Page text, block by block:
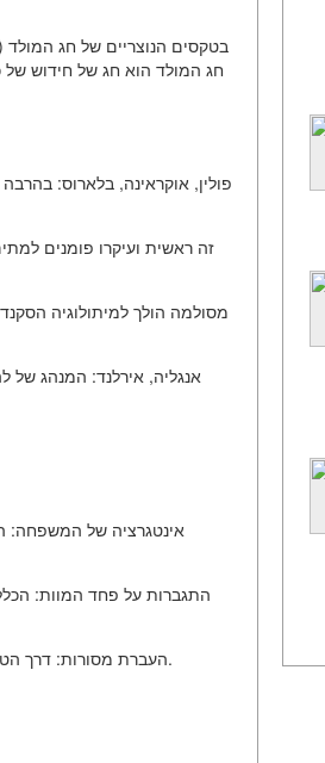
בטקסים הנוצריים של חג
חג המולד הוא חג של חידוש של
פולין, אוקראינה, בלארוס:
אנגליה, אירלנד: המנהג של
אינטגרציה של המשפחה:
התגברות על פחד המוות:
העברת מסורות: דרך הטקסים מועברות סיפורי המשפחה, ערכים, מודלים של התנהגות, מבטאים את המשכיות של הדורות.